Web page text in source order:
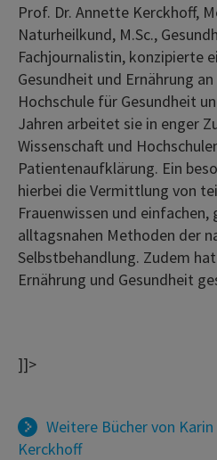
Prof. Dr. Annette Kerckhoff,
Naturheilkund, M.Sc.,
Fachjournalistin, konzipierte
Gesundheit und Ernährung
Hochschule für Gesundheit
Jahren arbeitet sie in enger
Wissenschaft und
Patientenaufklärung. Ein
hierbei die Vermittlung von
Frauenwissen und einfachen,
alltagsnahen Methoden der
Selbstbehandlung. Zudem
Ernährung und Gesundheit
]]>
Weitere Bücher von
Kerckhoff